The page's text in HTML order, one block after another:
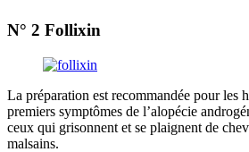
N° 2 Follixin
La préparation est recommandée pour les
premiers symptômes de l’alopécie
ceux qui grisonnent et se plaignent de
malsains.